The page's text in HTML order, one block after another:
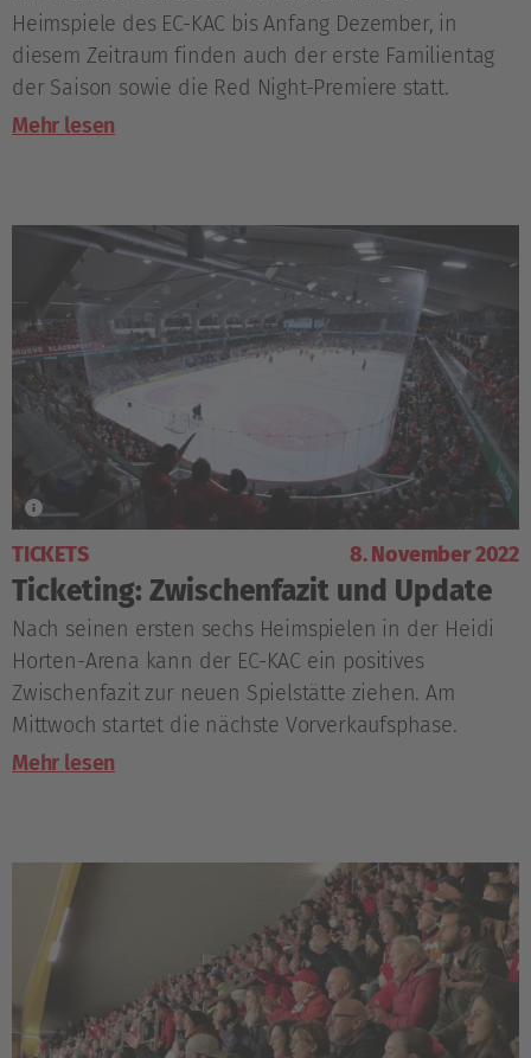
Heimspiele des EC-KAC bis Anfang Dezember, in
diesem Zeitraum finden auch der erste Familientag
der Saison sowie die Red Night-Premiere statt.
Mehr lesen
TICKETS 8. November 2022
Ticketing: Zwischenfazit und Update
Nach seinen ersten sechs Heimspielen in der Heidi
Horten-Arena kann der EC-KAC ein positives
Zwischenfazit zur neuen Spielstätte ziehen. Am
Mittwoch startet die nächste Vorverkaufsphase.
Mehr lesen